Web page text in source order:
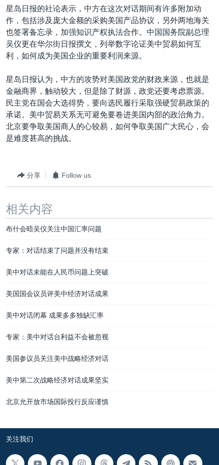
星岛日报的社论表示，中方在这次对话期间有许多附加动
作，包括涉及庞大金额的采购美国产品协议，另外两地海关
也签署备忘录，加强知识产权执法合作。中国国务院副总理
吴仪更在华尔街日报撰文，列举数字论证美中贸易如何互
利，如何成为美国企业的重要利润来源。
星岛日报认为，中方的攻势对美国政党的财政来源，也就是
金融商界，触动较大，但是除了财源，政党还要考虑票源。
民主党在国会大选得势，要向选民履行采取强硬贸易政策的
承诺。美中贸易关系无可避免要卷进美国内部的政治角力。
北京要争取美国商人的心较易，如何争取美国广大民心，会
是难度甚高的挑战。
分享 Follow us
相关内容
布什会晤吴仪关注中国汇率问题
专家：对话结束了问题并没有结束
美中对话未能在人民币问题上突破
美国国会议员评美中经济对话成果
美中对话闭幕 成果多多独缺汇率
专家：美中对话台利益不会被忽视
美国参议员关注美中战略经济对话
美中第二次战略经济对话成果坚实
北京允开放市场国际投行反应谨慎
关注我们